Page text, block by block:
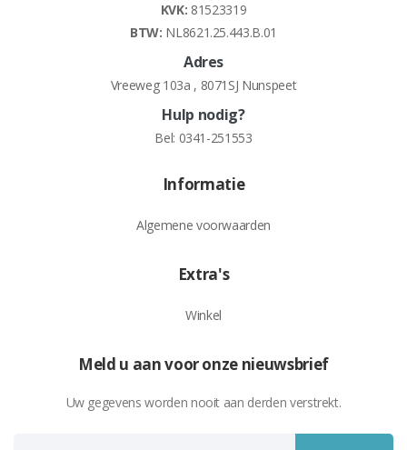
KVK: 81523319
BTW: NL8621.25.443.B.01
Adres
Vreeweg 103a , 8071SJ Nunspeet
Hulp nodig?
Bel: 0341-251553
Informatie
Algemene voorwaarden
Extra's
Winkel
Meld u aan voor onze nieuwsbrief
Uw gegevens worden nooit aan derden verstrekt.